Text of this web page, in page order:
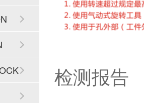
检测报告